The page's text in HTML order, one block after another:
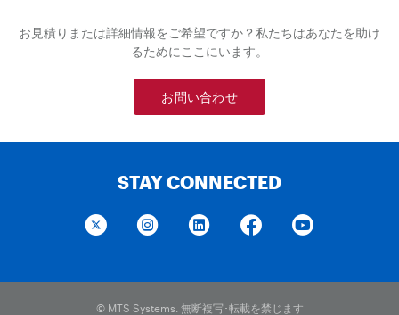
お見積りまたは詳細情報をご希望ですか？私たちはあなたを助け
るためにここにいます。
お問い合わせ
STAY CONNECTED
© MTS Systems. 無断複写･転載を禁じます